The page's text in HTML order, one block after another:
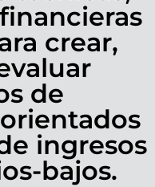
crear,
de
ingresos
bajos.